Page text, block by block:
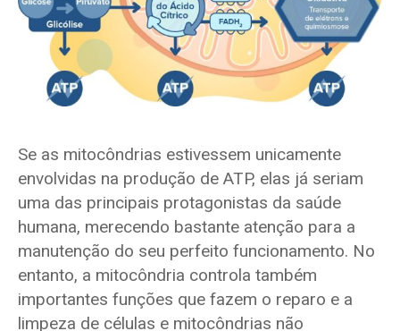
Se as mitocôndrias estivessem unicamente
envolvidas na produção de ATP, elas já seriam
uma das principais protagonistas da saúde
humana, merecendo bastante atenção para a
manutenção do seu perfeito funcionamento. No
entanto, a mitocôndria controla também
importantes funções que fazem o reparo e a
limpeza de células e mitocôndrias não